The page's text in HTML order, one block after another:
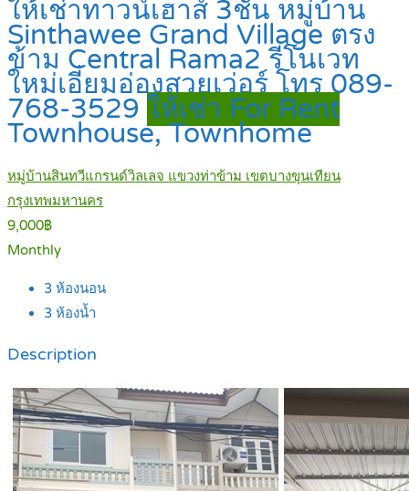
ให้เช่าทาวน์เฮาส์ 3ชั้น หมู่บ้าน
Sinthawee Grand Village ตรง
ข้าม Central Rama2 รีโนเวท
ใหม่เอี่ยมอ่องสวยเว่อร์ โทร 089-
768-3529 ให้เช่า For Rent
Townhouse, Townhome
หมู่บ้านสินทวีแกรนด์วิลเลจ แขวงท่าข้าม เขตบางขุนเทียน
กรุงเทพมหานคร
9,000฿
Monthly
3 ห้องนอน
3 ห้องน้ำ
Description